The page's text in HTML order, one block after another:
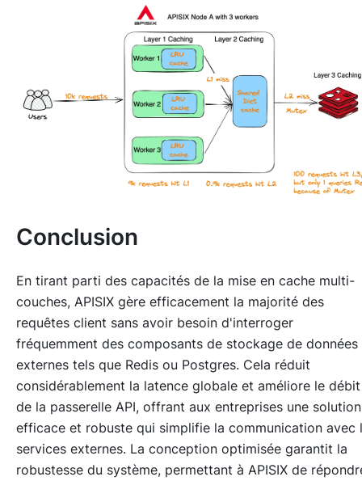
Conclusion
En tirant parti des capacités de la mise en cache multi-
couches, APISIX gère efficacement la majorité des
requêtes client sans avoir besoin d'interroger
fréquemment des composants de stockage de données
externes tels que Redis ou Postgres. Cela réduit
considérablement la latence globale et améliore le débit
de la passerelle API, offrant aux entreprises une solution
efficace et robuste qui simplifie la communication avec
services externes. La conception optimisée garantit la
robustesse du système, permettant à APISIX de